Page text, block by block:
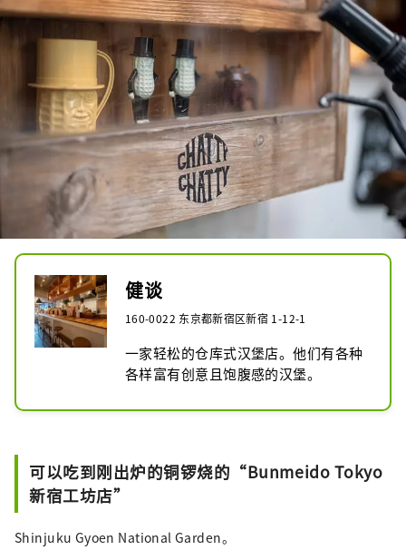
健谈
160-0022 东京都新宿区新宿 1-12-1
一家轻松的仓库式汉堡店。他们有各种
各样富有创意且饱腹感的汉堡。
可以吃到刚出炉的铜锣烧的“Bunmeido Tokyo
新宿工坊店”
Shinjuku Gyoen National Garden。